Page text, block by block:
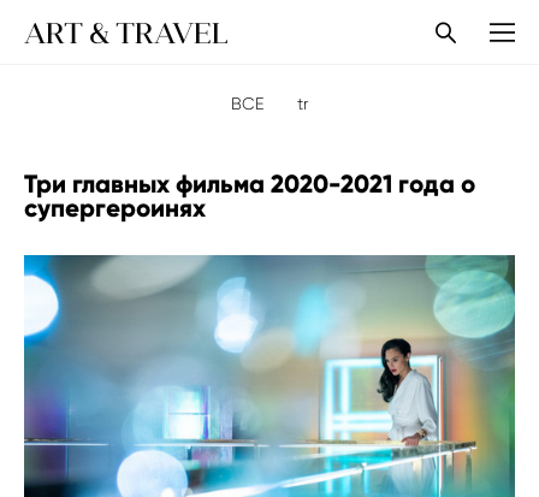
ART & TRAVEL
ВСЕ tr
Три главных фильма 2020-2021 года о
супергероинях